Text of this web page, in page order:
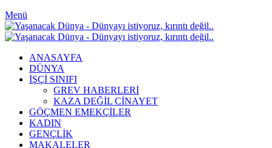
Menü
ANASAYFA
DÜNYA
İŞÇİ SINIFI
GREV HABERLERİ
KAZA DEĞİL CİNAYET
GÖÇMEN EMEKÇİLER
KADIN
GENÇLİK
MAKALELER